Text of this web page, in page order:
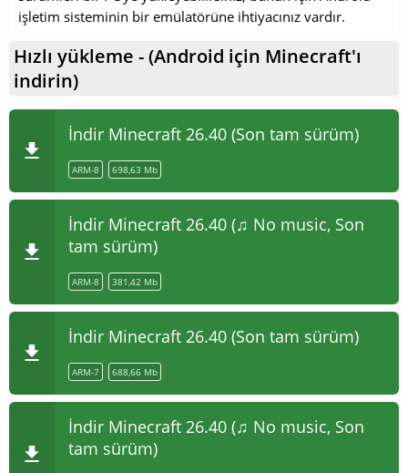
işletim sisteminin bir emülatörüne ihtiyacınız vardır.
Hızlı yükleme - (Android için Minecraft'ı
indirin)
İndir Minecraft 26.40 (Son tam sürüm)
ARM-8 698,63 Mb
İndir Minecraft 26.40 (♫ No music, Son
tam sürüm)
ARM-8 381,42 Mb
İndir Minecraft 26.40 (Son tam sürüm)
ARM-7 688,66 Mb
İndir Minecraft 26.40 (♫ No music, Son
tam sürüm)